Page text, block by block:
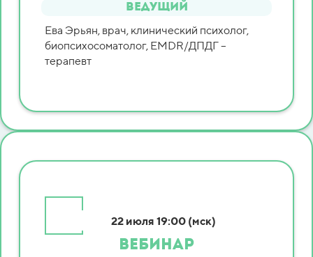
Ведущий
Ева Эрьян, врач, клинический психолог,
биопсихосоматолог, EMDR/ДПДГ –
терапевт
22 июля 19:00 (мск)
ВЕБИНАР